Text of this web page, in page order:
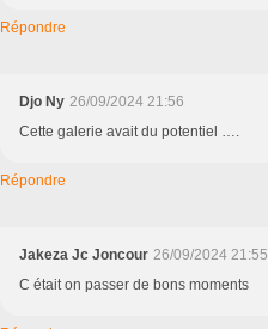
Répondre
Djo Ny 26/09/2024 21:56
Cette galerie avait du potentiel ….
Répondre
Jakeza Jc Joncour 26/09/2024 21:55
C était on passer de bons moments